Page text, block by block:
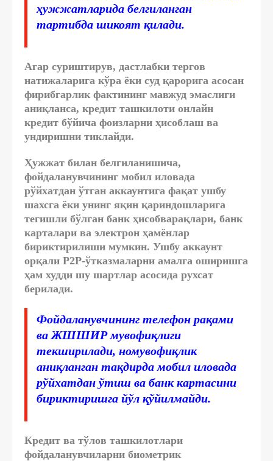
ҳужжатларида белгиланган
тартибда шикоят қилади.
Агар суриштирув, дастлабки тергов
натижаларига кўра ёки суд қарорига асосан
фирибгарлик фактининг мавжуд эмаслиги
аниқланса, кредит ташкилоти онлайн
кредит бўйича фоизларни ҳисоблаш ва
ундиришни тиклайди.
Ҳужжат билан белгиланишича,
фойдаланувчининг мобил иловада
рўйхатдан ўтган аккаунтига фақат ушбу
шахсга ёки унинг яқин қариндошларига
тегишли бўлган банк ҳисобварақлари, банк
карталари ва электрон ҳамёнлар
бириктирилиши мумкин. Ушбу аккаунт
орқали P2P-ўтказмаларни амалга оширишга
ҳам худди шу шартлар асосида рухсат
берилади.
Фойдаланувчининг телефон рақами
ва ЖШШИР мувофиқлиги
текширилади, номувофиқлик
аниқланган тақдирда мобил иловада
рўйхатдан ўтиш ва банк картасини
бириктиришга йўл қўйилмайди.
Кредит ва тўлов ташкилотлари
фойдаланувчиларни биометрик